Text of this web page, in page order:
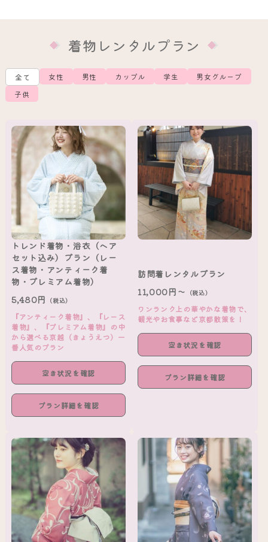
着物レンタルプラン
全て 女性 男性 カップル 学生
男女グループ
子供
トレンド着物・浴衣（ヘア
セット込み）プラン（レー
ス着物・アンティーク着
物・プレミアム着物）
5,480円 （税込）
『アンティーク着物』、『レース
着物』、『プレミアム着物』の中
から選べる京越（きょうえつ）一
番人気のプラン
空き状況を確認
プラン詳細を確認
訪問着レンタルプラン
11,000円～ （税込）
ワンランク上の華やかな着物で、
観光やお食事など京都散策を！
空き状況を確認
プラン詳細を確認